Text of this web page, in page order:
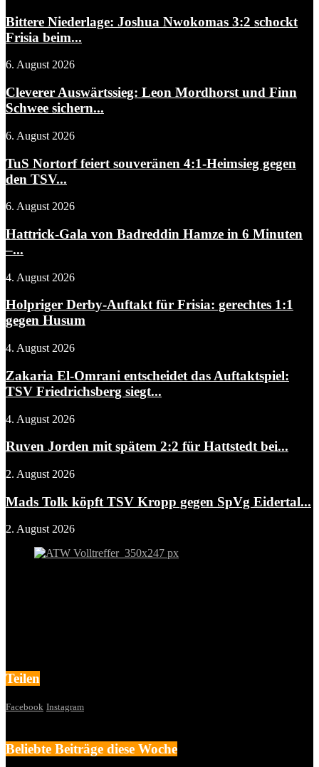
Bittere Niederlage: Joshua Nwokomas 3:2 schockt
Frisia beim...
6. August 2026
Cleverer Auswärtssieg: Leon Mordhorst und Finn
Schwee sichern...
6. August 2026
TuS Nortorf feiert souveränen 4:1-Heimsieg gegen
den TSV...
6. August 2026
Hattrick-Gala von Badreddin Hamze in 6 Minuten
–...
4. August 2026
Holpriger Derby-Auftakt für Frisia: gerechtes 1:1
gegen Husum
4. August 2026
Zakaria El-Omrani entscheidet das Auftaktspiel:
TSV Friedrichsberg siegt...
4. August 2026
Ruven Jorden mit spätem 2:2 für Hattstedt bei...
2. August 2026
Mads Tolk köpft TSV Kropp gegen SpVg Eidertal...
2. August 2026
Teilen
Facebook Instagram
Beliebte Beiträge diese Woche